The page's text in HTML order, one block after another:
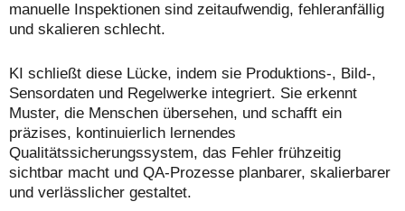
manuelle Inspektionen sind zeitaufwendig, fehleranfällig
und skalieren schlecht.
KI schließt diese Lücke, indem sie Produktions-, Bild-,
Sensordaten und Regelwerke integriert. Sie erkennt
Muster, die Menschen übersehen, und schafft ein
präzises, kontinuierlich lernendes
Qualitätssicherungssystem, das Fehler frühzeitig
sichtbar macht und QA-Prozesse planbarer, skalierbarer
und verlässlicher gestaltet.